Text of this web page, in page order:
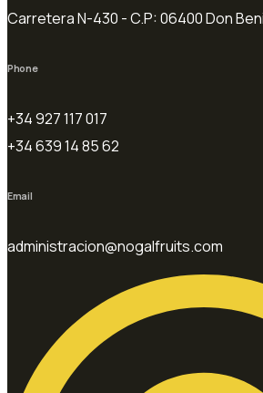
Carretera N-430 - C.P: 06400 Don
Phone
+34 927 117 017
+34 639 14 85 62
Email
administracion@nogalfruits.com